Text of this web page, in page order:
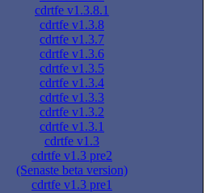
cdrtfe v1.3.8.1
cdrtfe v1.3.8
cdrtfe v1.3.7
cdrtfe v1.3.6
cdrtfe v1.3.5
cdrtfe v1.3.4
cdrtfe v1.3.3
cdrtfe v1.3.2
cdrtfe v1.3.1
cdrtfe v1.3
cdrtfe v1.3 pre2
(Senaste beta version)
cdrtfe v1.3 pre1